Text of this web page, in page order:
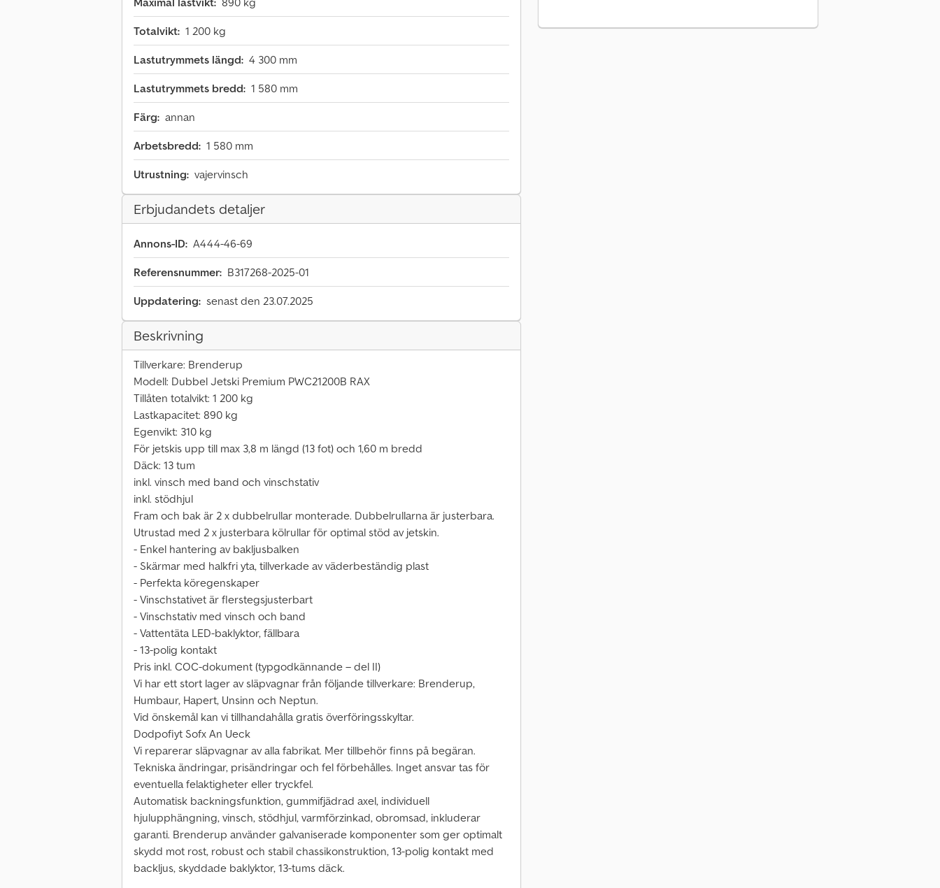
Totalvikt: 1 200 kg
Lastutrymmets längd: 4 300 mm
Lastutrymmets bredd: 1 580 mm
Färg: annan
Arbetsbredd: 1 580 mm
Utrustning: vajervinsch
Erbjudandets detaljer
Annons-ID: A444-46-69
Referensnummer: B317268-2025-01
Uppdatering: senast den 23.07.2025
Beskrivning
Tillverkare: Brenderup
Modell: Dubbel Jetski Premium PWC21200B RAX
Tillåten totalvikt: 1 200 kg
Lastkapacitet: 890 kg
Egenvikt: 310 kg
För jetskis upp till max 3,8 m längd (13 fot) och 1,60 m bredd
Däck: 13 tum
inkl. vinsch med band och vinschstativ
inkl. stödhjul
Fram och bak är 2 x dubbelrullar monterade. Dubbelrullarna är justerbara.
Utrustad med 2 x justerbara kölrullar för optimal stöd av jetskin.
- Enkel hantering av bakljusbalken
- Skärmar med halkfri yta, tillverkade av väderbeständig plast
- Perfekta köregenskaper
- Vinschstativet är flerstegsjusterbart
- Vinschstativ med vinsch och band
- Vattentäta LED-baklyktor, fällbara
- 13-polig kontakt
Pris inkl. COC-dokument (typgodkännande – del II)
Vi har ett stort lager av släpvagnar från följande tillverkare: Brenderup,
Humbaur, Hapert, Unsinn och Neptun.
Vid önskemål kan vi tillhandahålla gratis överföringsskyltar.
Dodpofiyt Sofx An Ueck
Vi reparerar släpvagnar av alla fabrikat. Mer tillbehör finns på begäran.
Tekniska ändringar, prisändringar och fel förbehålles. Inget ansvar tas för
eventuella felaktigheter eller tryckfel.
Automatisk backningsfunktion, gummifjädrad axel, individuell
hjulupphängning, vinsch, stödhjul, varmförzinkad, obromsad, inkluderar
garanti. Brenderup använder galvaniserade komponenter som ger optimalt
skydd mot rost, robust och stabil chassikonstruktion, 13-polig kontakt med
backljus, skyddade baklyktor, 13-tums däck.